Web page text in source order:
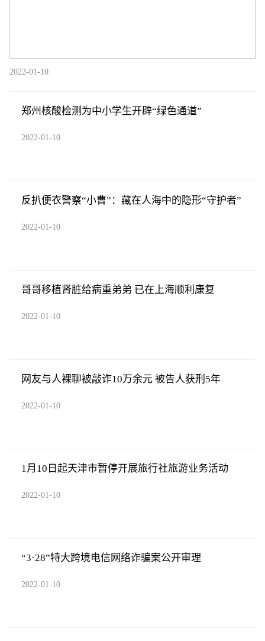
2022-01-10
郑州核酸检测为中小学生开辟“绿色通道”
2022-01-10
反扒便衣警察“小曹”：藏在人海中的隐形“守护者”
2022-01-10
哥哥移植肾脏给病重弟弟 已在上海顺利康复
2022-01-10
网友与人裸聊被敲诈10万余元 被告人获刑5年
2022-01-10
1月10日起天津市暂停开展旅行社旅游业务活动
2022-01-10
“3·28”特大跨境电信网络诈骗案公开审理
2022-01-10